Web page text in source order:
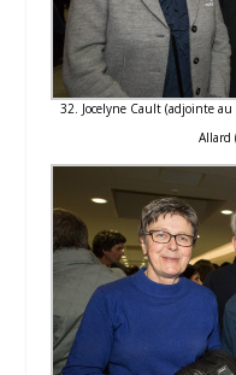
32. Jocelyne Cault (adjointe
Allard